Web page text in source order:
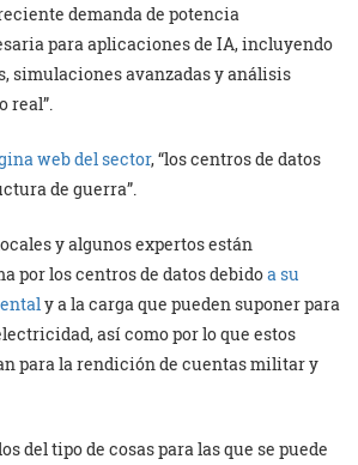
demanda de potencia
para aplicaciones de IA, incluyendo
simulaciones avanzadas y análisis
real”.
web del sector, “los centros de datos
de guerra”.
y algunos expertos están
por los centros de datos debidoa su
y a la carga que pueden suponer para
así como por lo que estos
para la rendición de cuentas militar y
del tipo de cosas para las que se puede